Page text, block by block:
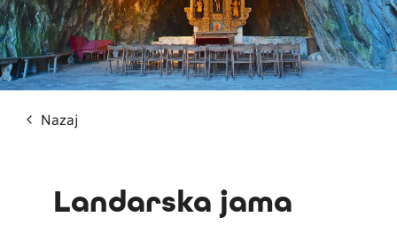
Nazaj
Landarska jama